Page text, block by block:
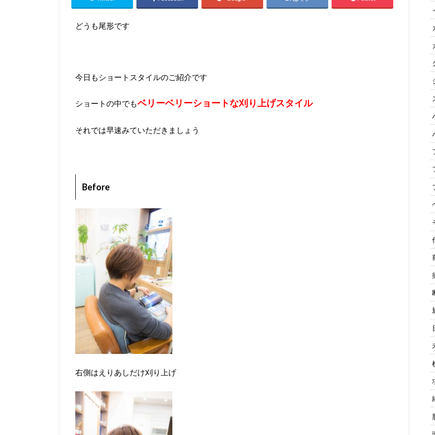
どうも尾形です
今日もショートスタイルのご紹介です
ショートの中でもベリーベリーショートな刈り上げスタイル
それでは早速みていただきましょう
Before
右側はえりあしだけ刈り上げ